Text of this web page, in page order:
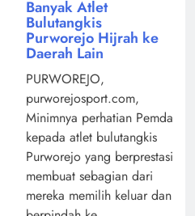
Banyak Atlet
Bulutangkis
Purworejo Hijrah ke
Daerah Lain
PURWOREJO,
purworejosport.com,
Minimnya perhatian Pemda
kepada atlet bulutangkis
Purworejo yang berprestasi
membuat sebagian dari
mereka memilih keluar dan